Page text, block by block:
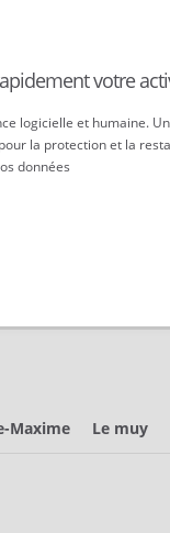
votre
logicielle et humaine. Un
la protection et la
données
Maxime Le muy